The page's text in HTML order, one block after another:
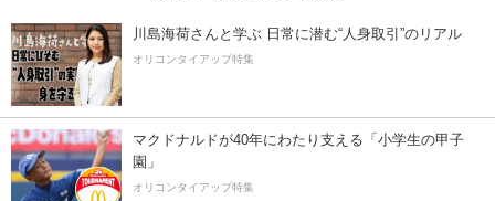
川島海荷さんと学ぶ 日常に潜む“人身取引”のリアル
オリコンタイアップ特集
マクドナルドが40年にわたり支える「小学生の甲子
園」
オリコンタイアップ特集